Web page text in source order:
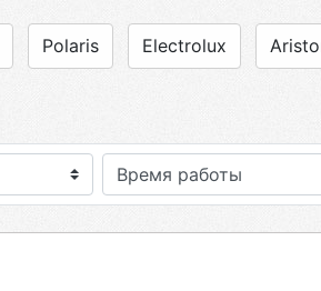
Polaris Electrolux